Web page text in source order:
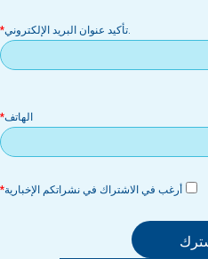
.تأكيد عنوان البريد الإلكتروني
الهاتف
أرغب في الاشتراك في نشراتكم الإخبارية